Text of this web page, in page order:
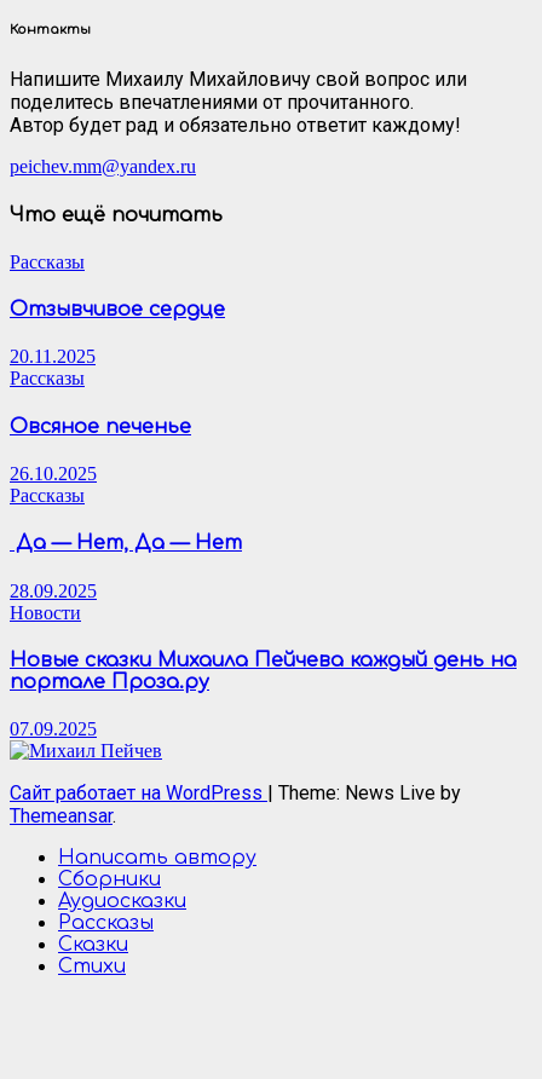
Контакты
Напишите Михаилу Михайловичу свой вопрос или
поделитесь впечатлениями от прочитанного.
Автор будет рад и обязательно ответит каждому!
peichev.mm@yandex.ru
Что ещё почитать
Рассказы
Отзывчивое сердце
20.11.2025
Рассказы
Овсяное печенье
26.10.2025
Рассказы
Да — Нет, Да — Нет
28.09.2025
Новости
Новые сказки Михаила Пейчева каждый день на
портале Проза.ру
07.09.2025
Сайт работает на WordPress | Theme: News Live by
Themeansar.
Написать автору
Сборники
Аудиосказки
Рассказы
Сказки
Стихи